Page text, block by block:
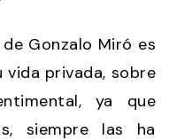
Gonzalo Miró es
privada, sobre
ya que
siempre las ha